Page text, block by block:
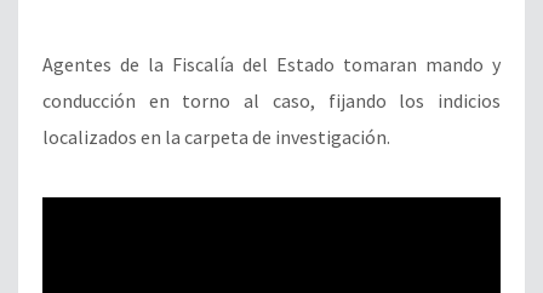
Agentes de la Fiscalía del Estado tomaran mando y
conducción en torno al caso, fijando los indicios
localizados en la carpeta de investigación.